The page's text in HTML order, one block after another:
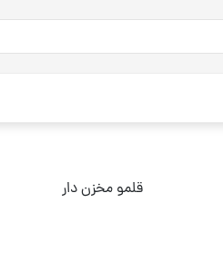
قلمو مخزن دار